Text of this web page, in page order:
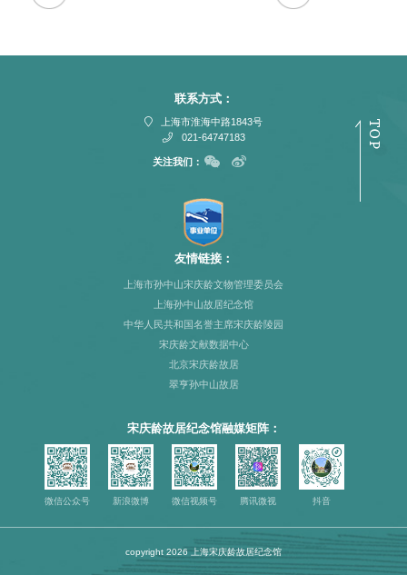
子们纷纷表示“太好玩啦，团队作战很有意思，不仅身临其境的
联系方式：
上海市淮海中路1843号
021-64747183
关注我们：
友情链接：
上海市孙中山宋庆龄文物管理委员会
上海孙中山故居纪念馆
中华人民共和国名誉主席宋庆龄陵园
宋庆龄文献数据中心
北京宋庆龄故居
翠亨孙中山故居
宋庆龄故居纪念馆融媒矩阵：
微信公众号 新浪微博 微信视频号 腾讯微视 抖音
copyright 2026 上海宋庆龄故居纪念馆